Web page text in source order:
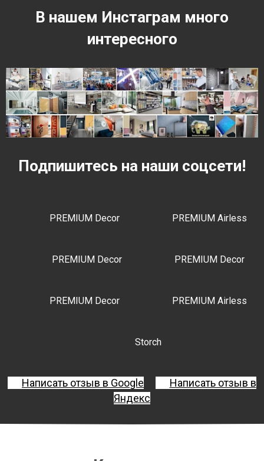
В нашем Инстаграм много
интересного
Подпишитесь на наши соцсети!
PREMIUM Decor PREMIUM Airless
PREMIUM Decor PREMIUM Decor
PREMIUM Decor PREMIUM Airless
Storch
Написать отзыв в Google
Написать отзыв в
Яндекс